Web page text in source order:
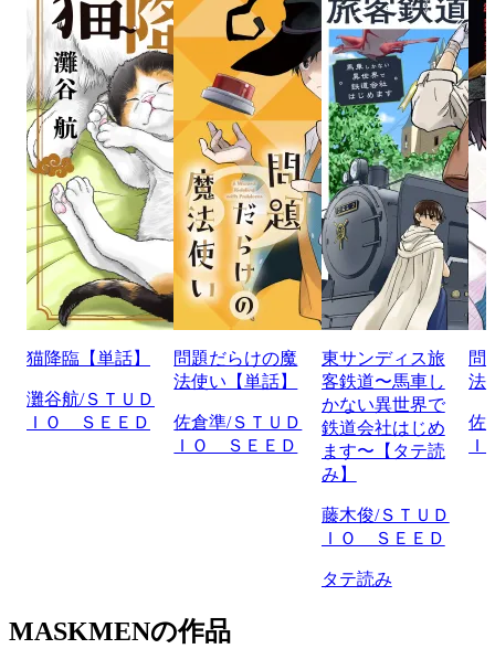
猫降臨【単話】
灘谷航/ＳＴＵＤ
ＩＯ ＳＥＥＤ
問題だらけの魔
法使い【単話】
佐倉準/ＳＴＵＤ
ＩＯ ＳＥＥＤ
東サンディス旅
客鉄道〜馬車し
かない異世界で
鉄道会社はじめ
ます〜【タテ読
み】
藤木俊/ＳＴＵＤ
ＩＯ ＳＥＥＤ
タテ読み
問
法
佐
MASKMENの作品